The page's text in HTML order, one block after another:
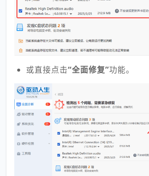
或直接点击“全面修复”功能。